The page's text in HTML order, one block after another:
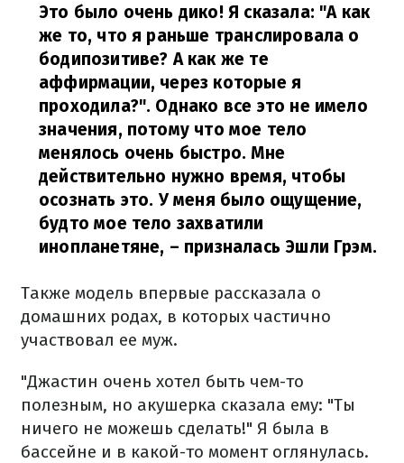
Это было очень дико! Я сказала: "А как
же то, что я раньше транслировала о
бодипозитиве? А как же те
аффирмации, через которые я
проходила?". Однако все это не имело
значения, потому что мое тело
менялось очень быстро. Мне
действительно нужно время, чтобы
осознать это. У меня было ощущение,
будто мое тело захватили
инопланетяне, – призналась Эшли Грэм.
Также модель впервые рассказала о
домашних родах, в которых частично
участвовал ее муж.
"Джастин очень хотел быть чем-то
полезным, но акушерка сказала ему: "Ты
ничего не можешь сделать!" Я была в
бассейне и в какой-то момент оглянулась.